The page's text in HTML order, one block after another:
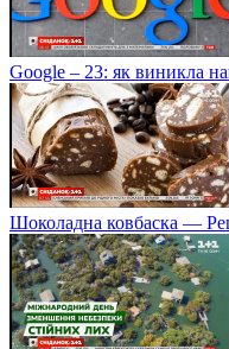
Google – 23: як виникла
Шоколадна ковбаска —